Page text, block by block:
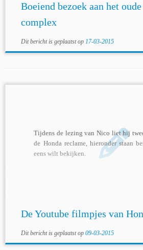
Boeiend bezoek aan het
complex
Dit bericht is geplaatst op 17-03-2015
Tijdens de lezing van Nico liet hij
de Honda reclame, hieronder staan
eens wilt bekijken.
De Youtube filmpjes van
Dit bericht is geplaatst op 09-03-2015